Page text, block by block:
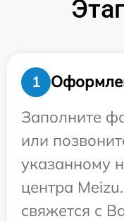
1
Заполните
или
указанному
центра
свяжется с